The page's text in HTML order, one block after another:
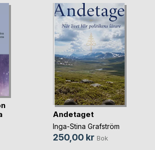
Andetaget
Inga-Stina Grafström
250,00 kr Bok